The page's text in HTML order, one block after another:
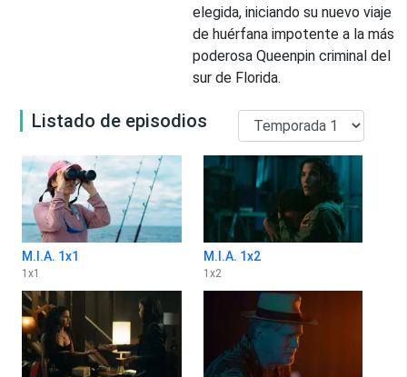
elegida, iniciando su nuevo viaje
de huérfana impotente a la más
poderosa Queenpin criminal del
sur de Florida.
Listado de episodios
M.I.A. 1x1
1 x1
M.I.A. 1x2
1 x2